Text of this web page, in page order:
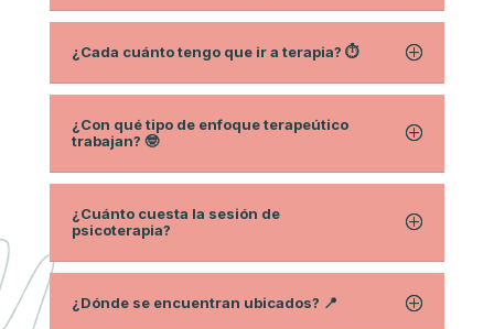
¿Cada cuánto tengo que ir a terapia? ⏱
¿Con qué tipo de enfoque terapeútico
trabajan? 🤓
¿Cuánto cuesta la sesión de
psicoterapia?
¿Dónde se encuentran ubicados? 📍